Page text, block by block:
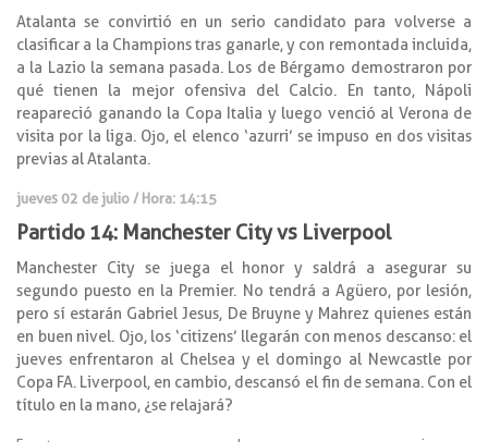
Atalanta se convirtió en un serio candidato para volverse a
clasificar a la Champions tras ganarle, y con remontada incluida,
a la Lazio la semana pasada. Los de Bérgamo demostraron por
qué tienen la mejor ofensiva del Calcio. En tanto, Nápoli
reapareció ganando la Copa Italia y luego venció al Verona de
visita por la liga. Ojo, el elenco ‘azurri’ se impuso en dos visitas
previas al Atalanta.
jueves 02 de julio / Hora: 14:15
Partido 14: Manchester City vs Liverpool
Manchester City se juega el honor y saldrá a asegurar su
segundo puesto en la Premier. No tendrá a Agüero, por lesión,
pero sí estarán Gabriel Jesus, De Bruyne y Mahrez quienes están
en buen nivel. Ojo, los ‘citizens’ llegarán con menos descanso: el
jueves enfrentaron al Chelsea y el domingo al Newcastle por
Copa FA. Liverpool, en cambio, descansó el fin de semana. Con el
título en la mano, ¿se relajará?